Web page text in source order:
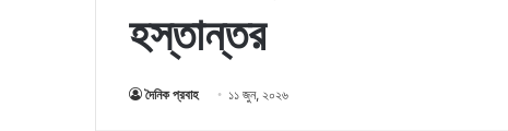
হস্তান্তর
দৈনিক প্রবাহ ১১ জুন, ২০২৬